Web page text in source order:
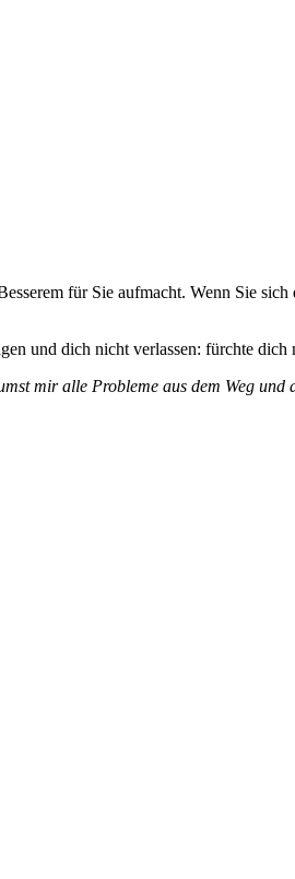
für Sie aufmacht. Wenn Sie
und dich nicht verlassen: fürchte dich
mir alle Probleme aus dem Weg